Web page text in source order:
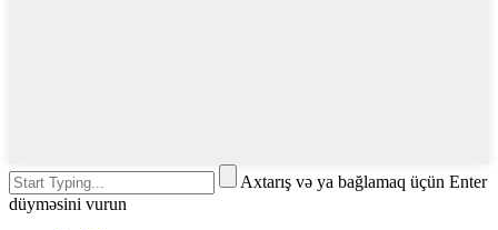
Axtarış və ya bağlamaq üçün Enter
düyməsini vurun